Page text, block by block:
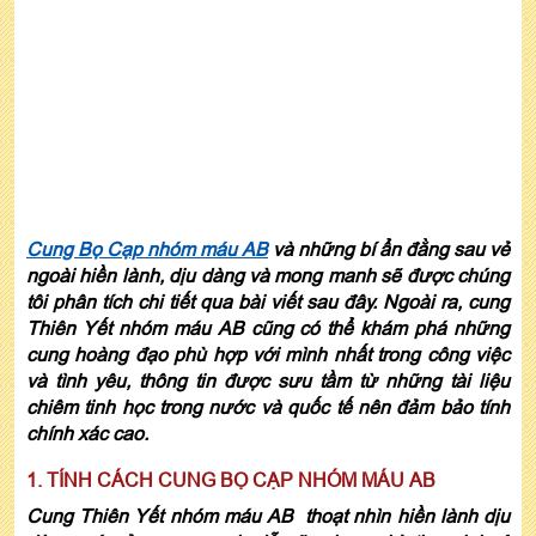
Cung Bọ Cạp nhóm máu ABvà những bí ẩn đằng sau vẻ
ngoài hiền lành, dịu dàng và mong manh sẽ được chúng
tôi phân tích chi tiết qua bài viết sau đây. Ngoài ra, cung
Thiên Yết nhóm máu AB cũng có thể khám phá những
cung hoàng đạo phù hợp với mình nhất trong công việc
và tình yêu, thông tin được sưu tầm từ những tài liệu
chiêm tinh học trong nước và quốc tế nên đảm bảo tính
chính xác cao.
1. TÍNH CÁCH CUNG BỌ CẠP NHÓM MÁU AB
Cung Thiên Yết nhóm máu AB thoạt nhìn hiền lành dịu